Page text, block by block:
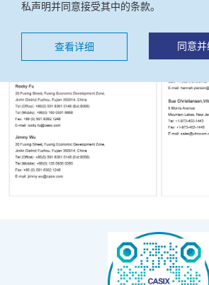
私声明并同意接受其中的条款。
查看详细 同意